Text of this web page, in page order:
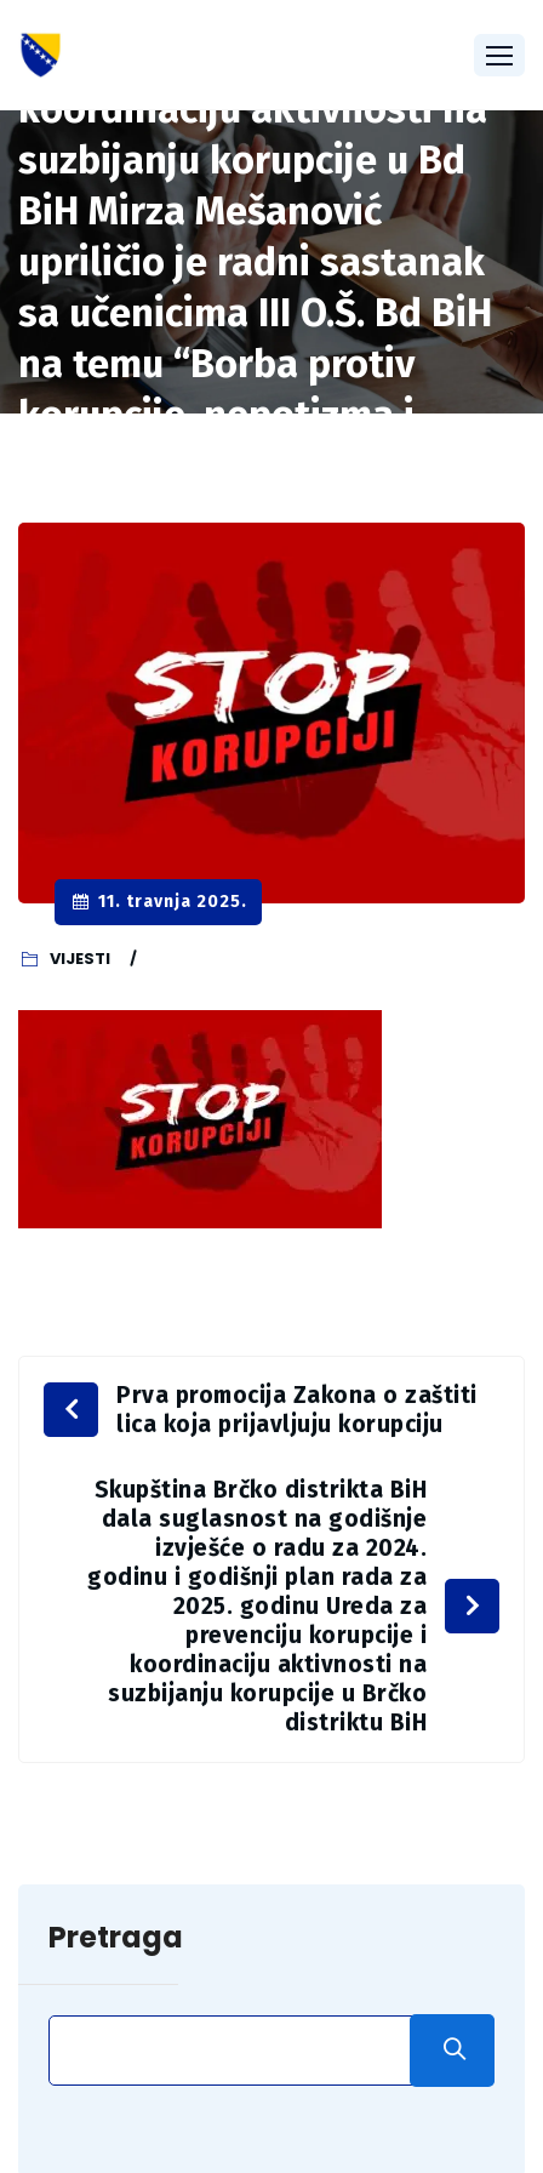
za prevenciju korupcije i
koordinaciju aktivnosti na
suzbijanju korupcije u Bd
BiH Mirza Mešanović
upriličio je radni sastanak
sa učenicima III O.Š. Bd BiH
na temu “Borba protiv
korupcije, nepotizma i
Bd BiH”
11. travnja 2025.
VIJESTI
Prva promocija Zakona o zaštiti
lica koja prijavljuju korupciju
Skupština Brčko distrikta BiH
dala suglasnost na godišnje
izvješće o radu za 2024.
godinu i godišnji plan rada za
2025. godinu Ureda za
prevenciju korupcije i
koordinaciju aktivnosti na
suzbijanju korupcije u Brčko
distriktu BiH
Pretraga